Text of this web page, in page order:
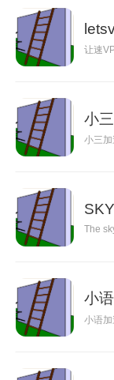
让速
小
小三
The
小
小语